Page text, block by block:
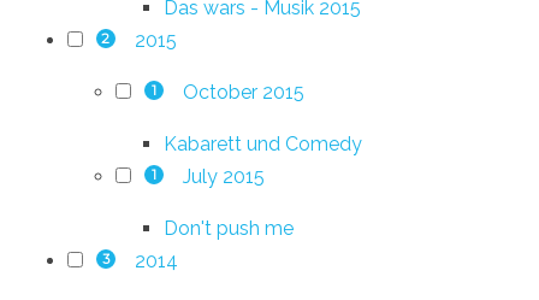
Das wars - Musik 2015
2 2015
1 October 2015
Kabarett und Comedy
1 July 2015
Don't push me
3 2014